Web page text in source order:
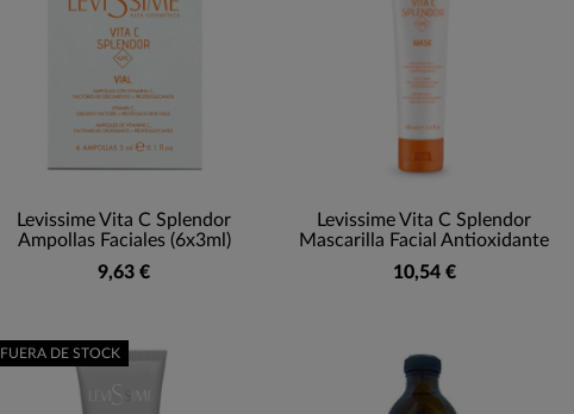
Levissime Vita C Splendor
Ampollas Faciales (6x3ml)
9,63 €
Levissime Vita C Splendor
Mascarilla Facial Antioxidante
10,54 €
FUERA DE STOCK